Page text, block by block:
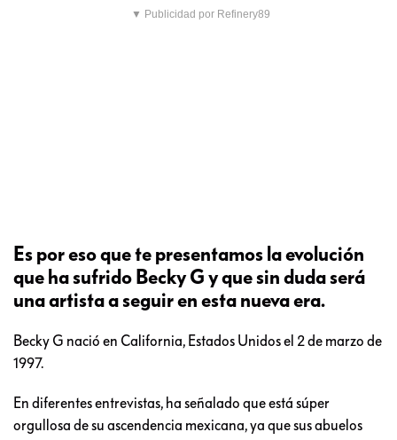
▼ Publicidad por Refinery89
Es por eso que te presentamos la evolución
que ha sufrido Becky G y que sin duda será
una artista a seguir en esta nueva era.
Becky G nació en California, Estados Unidos el 2 de marzo de
1997.
En diferentes entrevistas, ha señalado que está súper
orgullosa de su ascendencia mexicana, ya que sus abuelos